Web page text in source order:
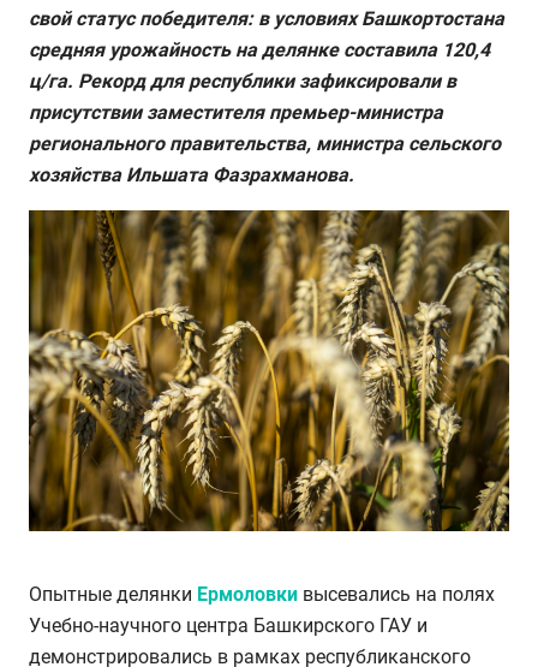
свой статус победителя: в условиях Башкортостана
средняя урожайность на делянке составила 120,4
ц/га. Рекорд для республики зафиксировали в
присутствии заместителя премьер-министра
регионального правительства, министра сельского
хозяйства Ильшата Фазрахманова.
Опытные делянки Ермоловки высевались на полях
Учебно-научного центра Башкирского ГАУ и
демонстрировались в рамках республиканского